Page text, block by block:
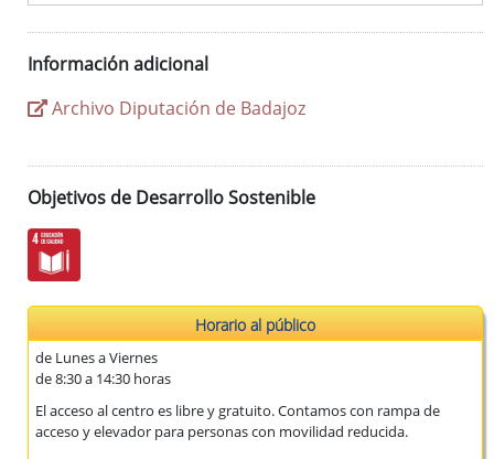
Información adicional
Archivo Diputación de Badajoz
Objetivos de Desarrollo Sostenible
Horario al público
de Lunes a Viernes
de 8:30 a 14:30 horas
El acceso al centro es libre y gratuito. Contamos con rampa de
acceso y elevador para personas con movilidad reducida.